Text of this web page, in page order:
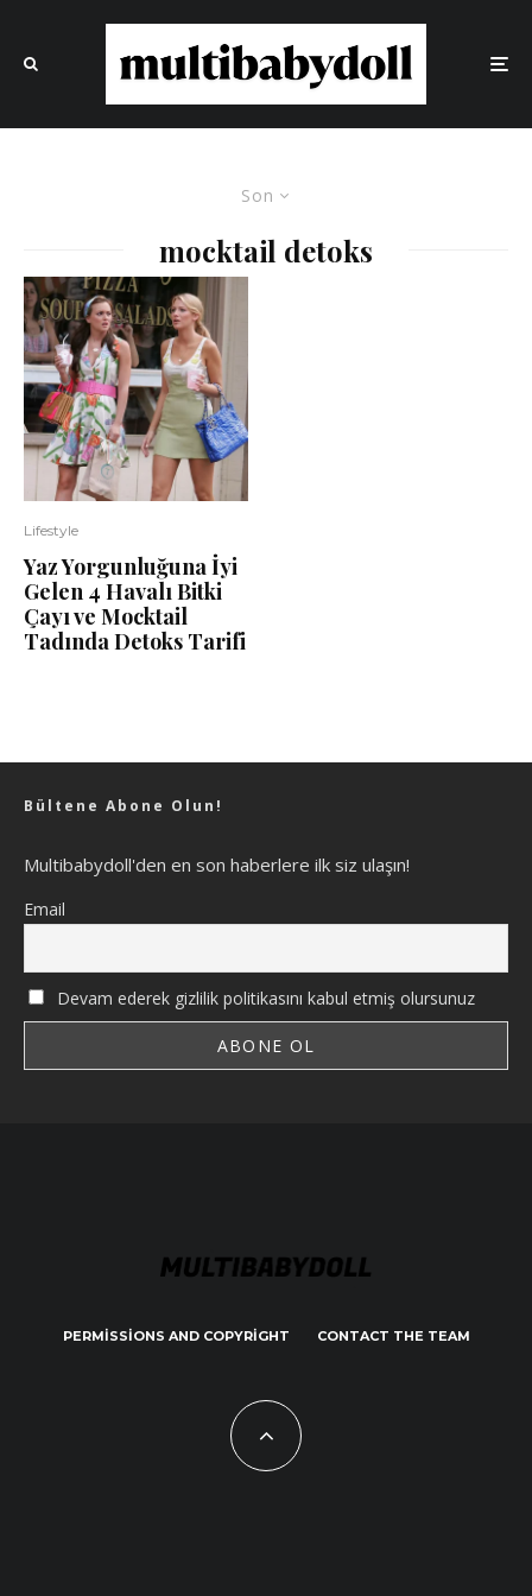
Son
mocktail detoks
Lifestyle
Yaz Yorgunluğuna İyi
Gelen 4 Havalı Bitki
Çayı ve Mocktail
Tadında Detoks Tarifi
Bültene Abone Olun!
Multibabydoll'den en son haberlere ilk siz ulaşın!
Email
Devam ederek gizlilik politikasını kabul etmiş olursunuz
PERMISSIONS AND COPYRIGHT CONTACT THE TEAM